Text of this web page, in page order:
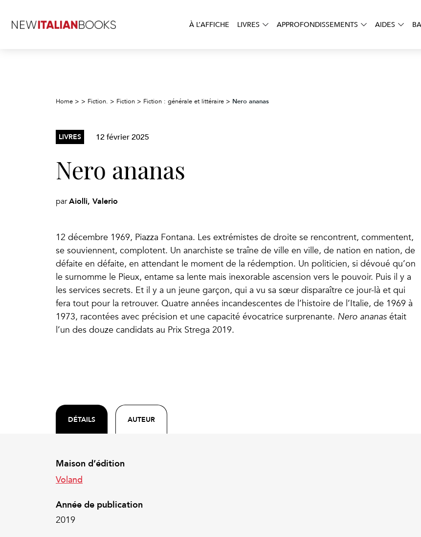
À L’AFFICHE LIVRES APPROFONDISSEMENTS AIDES
Home > > Fiction. > Fiction > Fiction : générale et littéraire > Nero ananas
LIVRES 12 février 2025
Nero ananas
parAiolli, Valerio
12 décembre 1969, Piazza Fontana. Les extrémistes de droite se rencontrent, commentent,
se souviennent, complotent. Un anarchiste se traîne de ville en ville, de nation en nation, de
défaite en défaite, en attendant le moment de la rédemption. Un politicien, si dévoué qu’on
le surnomme le Pieux, entame sa lente mais inexorable ascension vers le pouvoir. Puis il y a
les services secrets. Et il y a un jeune garçon, qui a vu sa sœur disparaître ce jour-là et qui
fera tout pour la retrouver. Quatre années incandescentes de l’histoire de l’Italie, de 1969 à
1973, racontées avec précision et une capacité évocatrice surprenante. Nero ananas était
l’un des douze candidats au Prix Strega 2019.
DÉTAILS AUTEUR
Maison d’édition
Voland
Année de publication
2019